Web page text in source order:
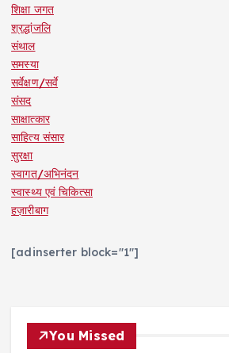
शिक्षा जगत
श्रद्धांजलि
संथाल
समस्या
सर्वेक्षण/सर्वे
संसद
साक्षात्कार
साहित्य संसार
सुरक्षा
स्वागत/अभिनंदन
स्वास्थ्य एवं चिकित्सा
हज़ारीबाग
[adinserter block="1"]
You Missed